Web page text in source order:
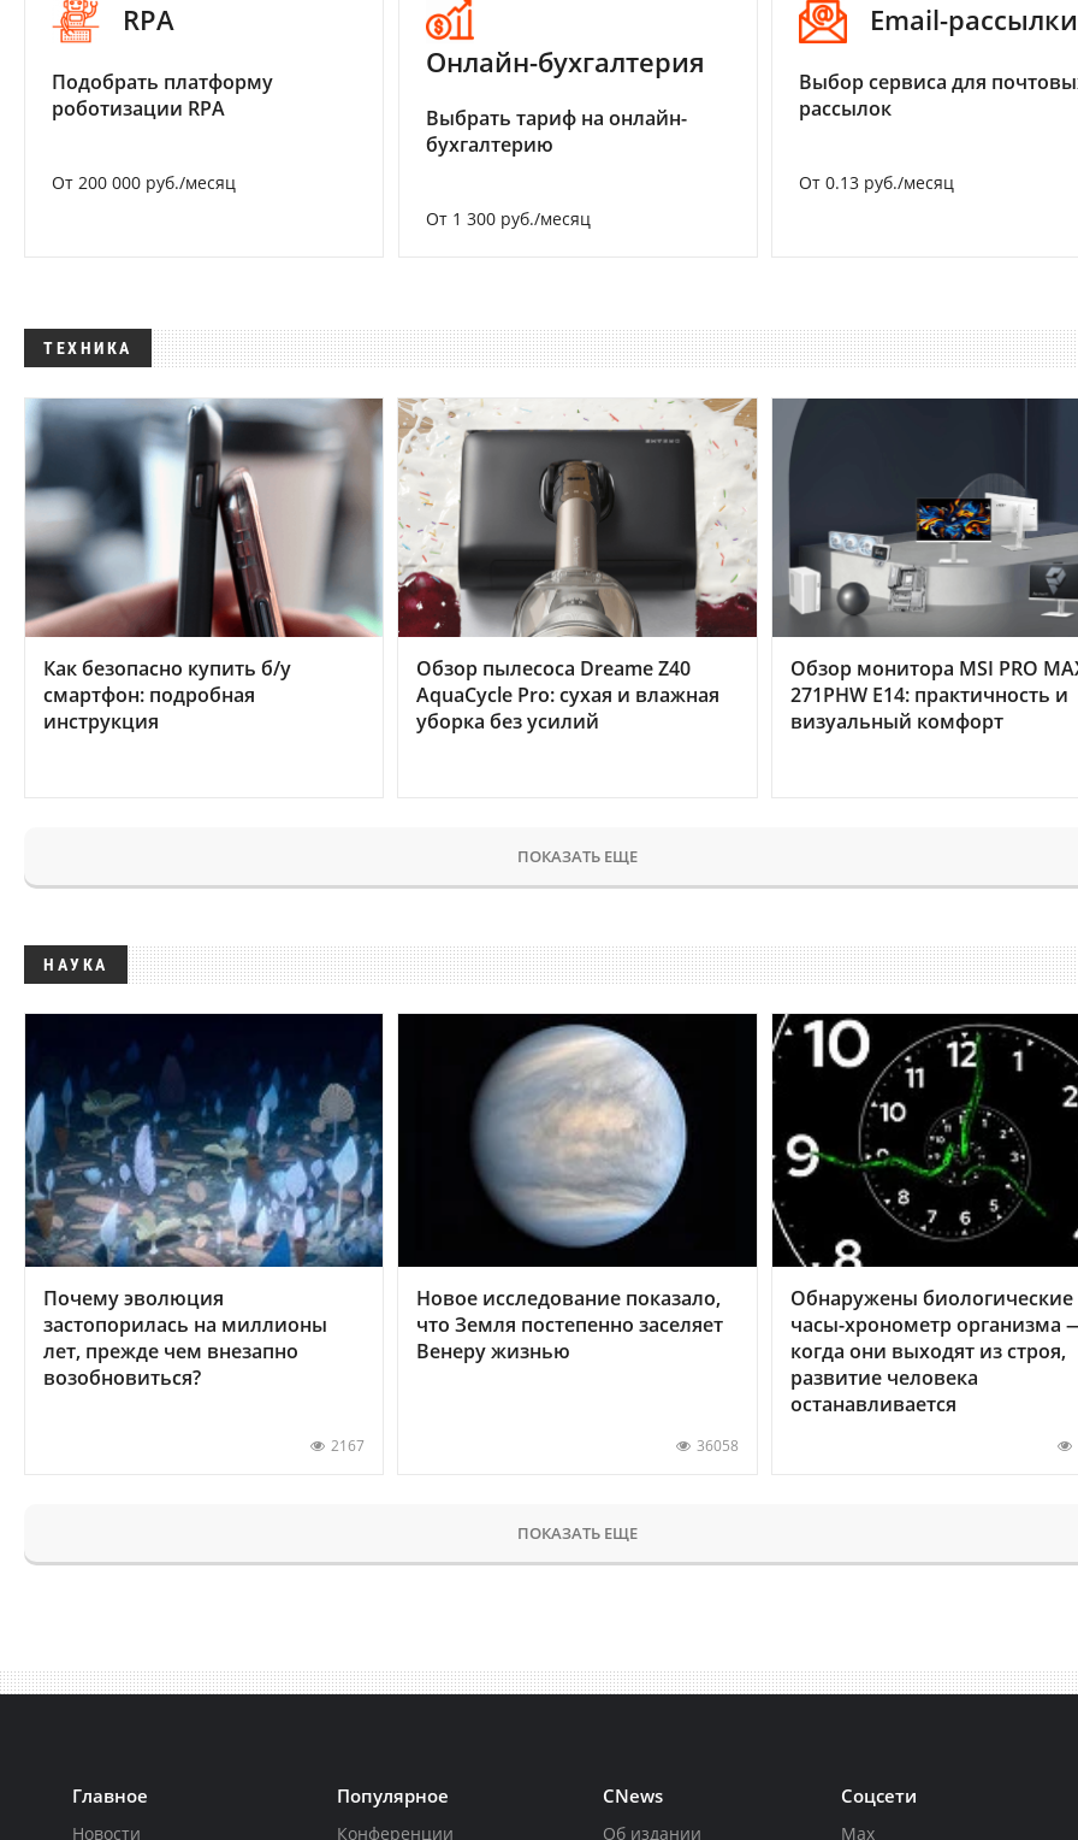
RPA
Подобрать платформу
роботизации RPA
От 200 000 руб./месяц
Онлайн-бухгалтерия
Выбрать тариф на онлайн-
бухгалтерию
От 1 300 руб./месяц
Email-рассылки
Выбор сервиса для
рассылок
От 0.13 руб./месяц
ТЕХНИКА
Как безопасно купить б/у
смартфон: подробная
инструкция
Обзор пылесоса Dreame Z40
AquaCycle Pro: сухая и влажная
уборка без усилий
Обзор монитора MSI PRO
271PHW E14: практичность и
визуальный комфорт
ПОКАЗАТЬ ЕЩЕ
НАУКА
Почему эволюция
застопорилась на миллионы
лет, прежде чем внезапно
возобновиться?
2167
Новое исследование показало,
что Земля постепенно заселяет
Венеру жизнью
36058
Обнаружены биологические
часы-хронометр организма
когда они выходят из строя,
развитие человека
останавливается
ПОКАЗАТЬ ЕЩЕ
Главное
Новости
Популярное
Конференции
CNews
Об издании
Соцсети
Max